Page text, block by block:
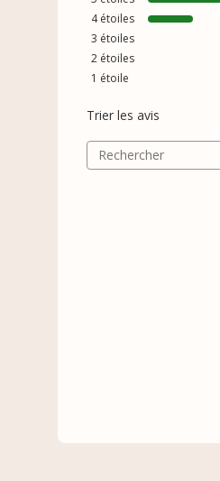
4étoiles
3 étoiles
2 étoiles
1 étoile
Trier les avis